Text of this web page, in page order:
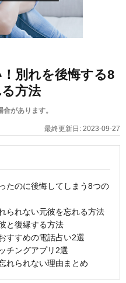
別れを後悔する8
方法
があります。
最終更新日: 2023-09-27
たのに後悔してしまう8つの
られない元彼を忘れる方法
と復縁する方法
すすめの電話占い2選
チングアプリ2選
れられない理由まとめ